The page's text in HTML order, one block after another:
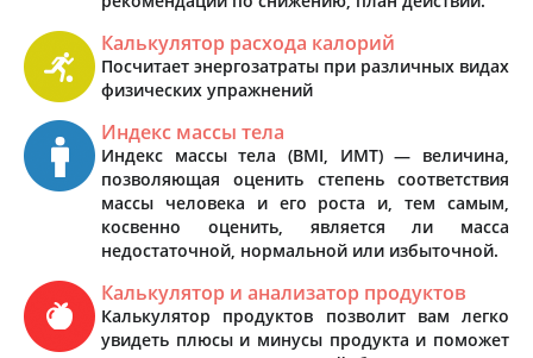
Калькулятор расхода калорий
Посчитает энергозатраты при различных видах
физических упражнений
Индекс массы тела
Индекс массы тела (BMI, ИМТ) — величина,
позволяющая оценить степень соответствия
массы человека и его роста и, тем самым,
косвенно оценить, является ли масса
недостаточной, нормальной или избыточной.
Калькулятор и анализатор продуктов
Калькулятор продуктов позволит вам легко
увидеть плюсы и минусы продукта и поможет